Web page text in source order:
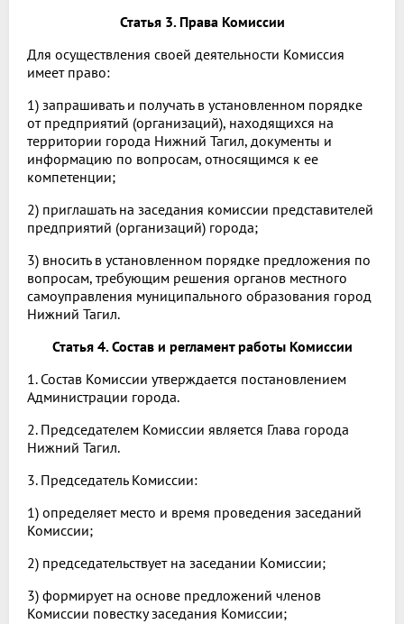
Статья 3. Права Комиссии
Для осуществления своей деятельности Комиссия
имеет право:
1) запрашивать и получать в установленном порядке
от предприятий (организаций), находящихся на
территории города Нижний Тагил, документы и
информацию по вопросам, относящимся к ее
компетенции;
2) приглашать на заседания комиссии представителей
предприятий (организаций) города;
3) вносить в установленном порядке предложения по
вопросам, требующим решения органов местного
самоуправления муниципального образования город
Нижний Тагил.
Статья 4. Состав и регламент работы Комиссии
1. Состав Комиссии утверждается постановлением
Администрации города.
2. Председателем Комиссии является Глава города
Нижний Тагил.
3. Председатель Комиссии:
1) определяет место и время проведения заседаний
Комиссии;
2) председательствует на заседании Комиссии;
3) формирует на основе предложений членов
Комиссии повестку заседания Комиссии;